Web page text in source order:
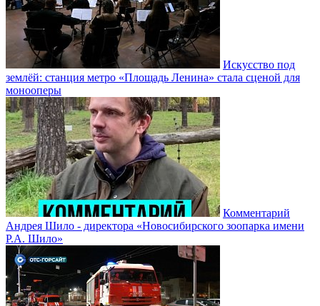
Искусство под
землёй: станция метро «Площадь Ленина» стала сценой для
монооперы
Комментарий
Андрея Шило - директора «Новосибирского зоопарка имени
Р.А. Шило»